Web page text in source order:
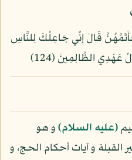
فَأَتَمَّهُنَّ قَالَ إِنِّي جَاعِلُكَ لِلنَّاسِ
عَهْدِي الظَّالِمِينَ (124)
(عليه السلام)و هو
القبلة و آيات أحكام الحج، و